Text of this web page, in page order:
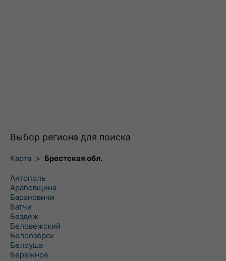
Выбор региона для поиска
Карта > Брестская обл.
Антополь
Арабовщина
Барановичи
Батчи
Бездеж
Беловежский
Белоозёрск
Белоуша
Бережное